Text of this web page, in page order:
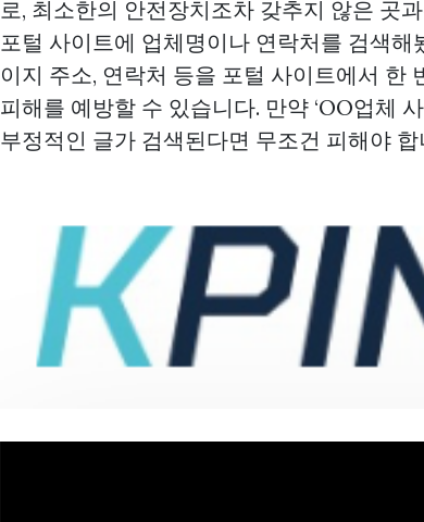
로, 최소한의 안전장치조차 갖추지 않은 곳
포털 사이트에 업체명이나 연락처를 검색해
이지 주소, 연락처 등을 포털 사이트에서 한
피해를 예방할 수 있습니다. 만약 ‘OO업체
부정적인 글가 검색된다면 무조건 피해야 합